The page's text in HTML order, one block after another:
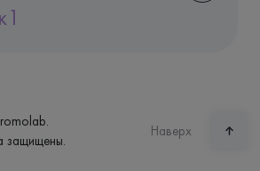
защищены.
Наверх